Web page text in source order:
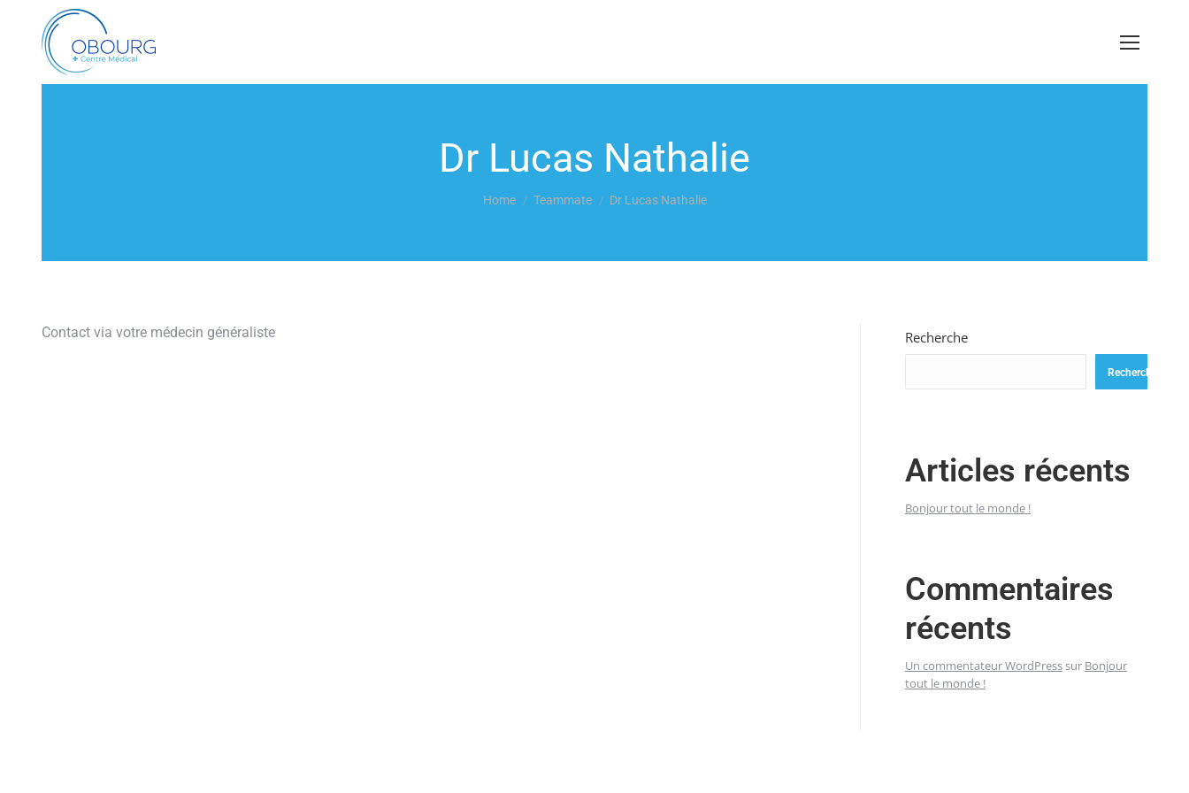
Dr Lucas Nathalie
Home Teammate Dr Lucas Nathalie
Contact via votre médecin généraliste Recherche
Recherche
Articles récents
Bonjour tout le monde !
Commentaires
récents
Un commentateur WordPresssur Bonjour
tout le monde !